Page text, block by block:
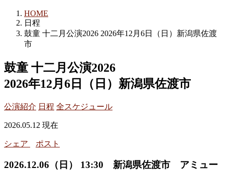
HOME
日程
鼓童 十二月公演2026 2026年12月6日（日）新潟県佐渡
市
鼓童 十二月公演2026
2026年12月6日（日）新潟県佐渡市
公演紹介 日程 全スケジュール
2026.05.12 現在
シェア ポスト
2026.12.06（日） 13:30 新潟県佐渡市 アミュー